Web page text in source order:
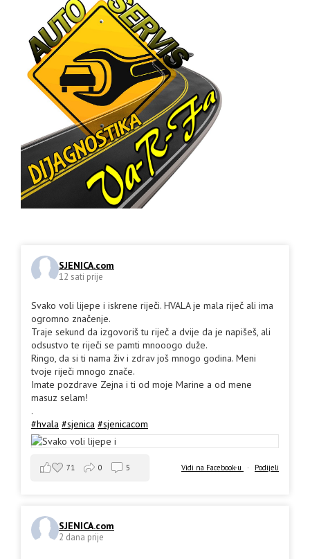
SJENICA.com
12 sati prije
Svako voli lijepe i iskrene riječi. HVALA je mala riječ ali ima
ogromno značenje.
Traje sekund da izgovoriš tu riječ a dvije da je napišeš, ali
odsustvo te riječi se pamti mnooogo duže.
Ringo, da si ti nama živ i zdrav još mnogo godina. Meni
tvoje riječi mnogo znače.
Imate pozdrave Zejna i ti od moje Marine a od mene
masuz selam!
.
#hvala #sjenica #sjenicacom
Vidi na Facebook-u · Podijeli
71 0 5
SJENICA.com
2 dana prije